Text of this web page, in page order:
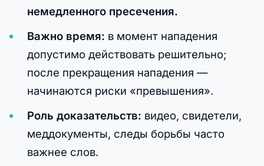
немедленного пресечения.
Важно время: в момент нападения
допустимо действовать решительно;
после прекращения нападения —
начинаются риски «превышения».
Роль доказательств: видео, свидетели,
меддокументы, следы борьбы часто
важнее слов.